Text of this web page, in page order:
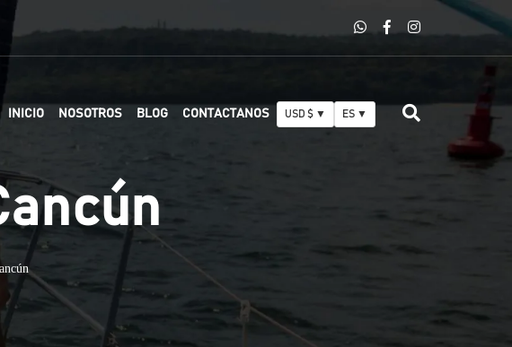
INICIO NOSOTROS BLOG CONTACTANOS USD $ ▼ ES ▼